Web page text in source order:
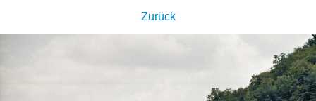
Zurück